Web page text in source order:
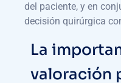
del paciente, y en
decisión quirúrgica
La
valoración